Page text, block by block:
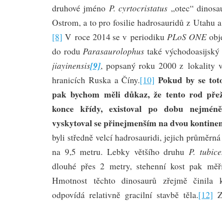
druhové jméno P. cyrtocristatus „otec“
Ostrom, a to pro fosilie hadrosauridů z Utahu
[8] V roce 2014 se v periodiku PLoS ONE
do rodu Parasaurolophus také
jiayinensis[9], popsaný roku 2000 z lokality
hranicích Ruska a Číny.[10] Pokud by se
pak bychom měli důkaz, že tento rod
konce křídy, existoval po dobu
vyskytoval se přinejmenším na dvou
byli středně velcí hadrosauridi, jejich
na 9,5 metru. Lebky většího druhu P.
dlouhé přes 2 metry, stehenní kost pak
Hmotnost těchto dinosaurů zřejmě činila
odpovídá relativně gracilní stavbě těla.[12]